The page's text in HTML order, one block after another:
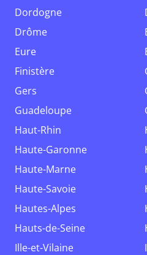
Dordogne
Drôme
Eure
Finistère
Gers
Guadeloupe
Haut-Rhin
Haute-Garonne
Haute-Marne
Haute-Savoie
Hautes-Alpes
Hauts-de-Seine
Ille-et-Vilaine